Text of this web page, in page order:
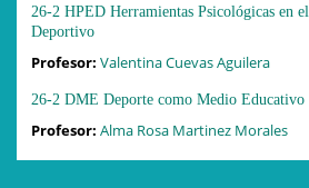
26-2 HPED Herramientas Psicológicas en
Deportivo
Profesor: Valentina Cuevas Aguilera
26-2 DME Deporte como Medio Educativo
Profesor: Alma Rosa Martinez Morales